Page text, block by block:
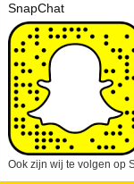
SnapChat
Ook zijn wij te volgen op